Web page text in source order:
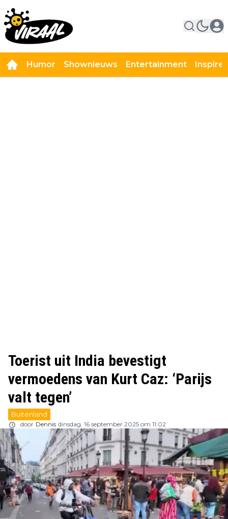
Humor Shownieuws Entertainment
Toerist uit India bevestigt
vermoedens van Kurt Caz: ‘Parijs
valt tegen’
Buitenland
door Dennis dinsdag, 16 september 2025 om 11:02